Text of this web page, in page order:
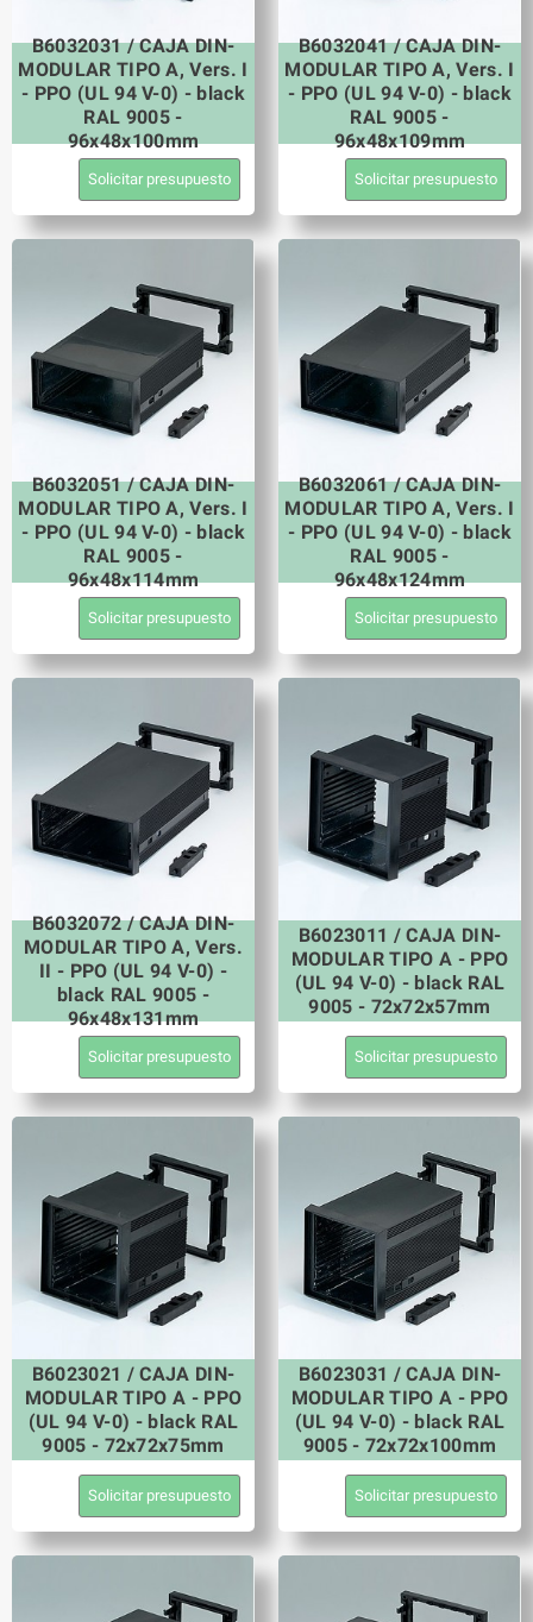
B6032031 / CAJA DIN-
MODULAR TIPO A, Vers. I
- PPO (UL 94 V-0) - black
RAL 9005 -
96x48x100mm
Solicitar presupuesto
B6032041 / CAJA DIN-
MODULAR TIPO A, Vers. I
- PPO (UL 94 V-0) - black
RAL 9005 -
96x48x109mm
Solicitar presupuesto
B6032051 / CAJA DIN-
MODULAR TIPO A, Vers. I
- PPO (UL 94 V-0) - black
RAL 9005 -
96x48x114mm
Solicitar presupuesto
B6032061 / CAJA DIN-
MODULAR TIPO A, Vers. I
- PPO (UL 94 V-0) - black
RAL 9005 -
96x48x124mm
Solicitar presupuesto
B6032072 / CAJA DIN-
MODULAR TIPO A, Vers.
II - PPO (UL 94 V-0) -
black RAL 9005 -
96x48x131mm
Solicitar presupuesto
B6023011 / CAJA DIN-
MODULAR TIPO A - PPO
(UL 94 V-0) - black RAL
9005 - 72x72x57mm
Solicitar presupuesto
B6023021 / CAJA DIN-
MODULAR TIPO A - PPO
(UL 94 V-0) - black RAL
9005 - 72x72x75mm
Solicitar presupuesto
B6023031 / CAJA DIN-
MODULAR TIPO A - PPO
(UL 94 V-0) - black RAL
9005 - 72x72x100mm
Solicitar presupuesto